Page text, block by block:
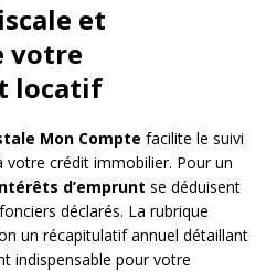
et
votre
locatif
Mon Compte facilite le suivi
votre crédit immobilier. Pour un
d’emprunt se déduisent
déclarés. La rubrique
un récapitulatif annuel détaillant
indispensable pour votre